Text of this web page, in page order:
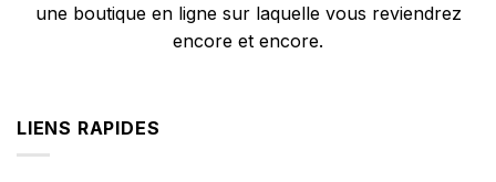
une boutique en ligne sur laquelle vous reviendrez
encore et encore.
LIENS RAPIDES